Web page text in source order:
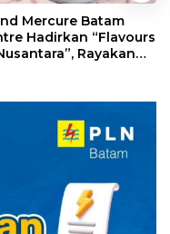
Mercure Batam
Hadirkan “Flavours
Rayakan